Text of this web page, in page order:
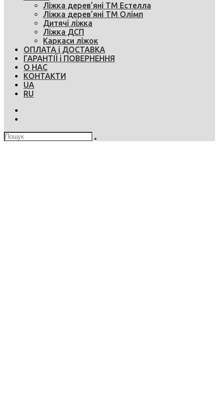
Ліжка дерев’яні ТМ Естелла
Ліжка дерев’яні ТМ Олімп
Дитячі ліжка
Ліжка ДСП
Каркаси ліжок
ОПЛАТА і ДОСТАВКА
ГАРАНТІЇ і ПОВЕРНЕННЯ
О НАС
КОНТАКТИ
UA
RU